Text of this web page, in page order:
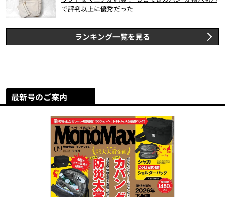
で評判以上に優秀だった
ランキング一覧を見る
最新号のご案内